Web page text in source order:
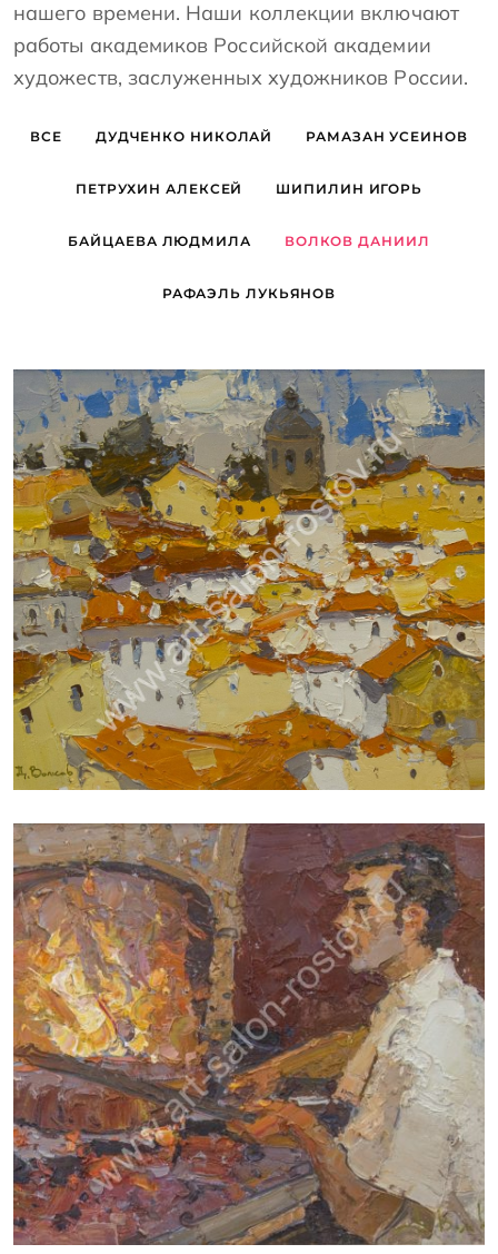
нашего времени. Наши коллекции включают
работы академиков Российской академии
художеств, заслуженных художников России.
ВСЕ ДУДЧЕНКО НИКОЛАЙ РАМАЗАН УСЕИНОВ
ПЕТРУХИН АЛЕКСЕЙ ШИПИЛИН ИГОРЬ
БАЙЦАЕВА ЛЮДМИЛА ВОЛКОВ ДАНИИЛ
РАФАЭЛЬ ЛУКЬЯНОВ
ВОЛКОВ ДАНИИЛ
ВОЛКОВ ДАНИИЛ